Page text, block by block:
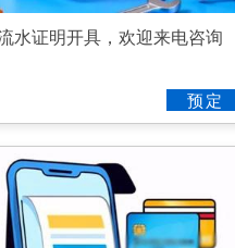
水证明开具，欢迎来电咨询
预定